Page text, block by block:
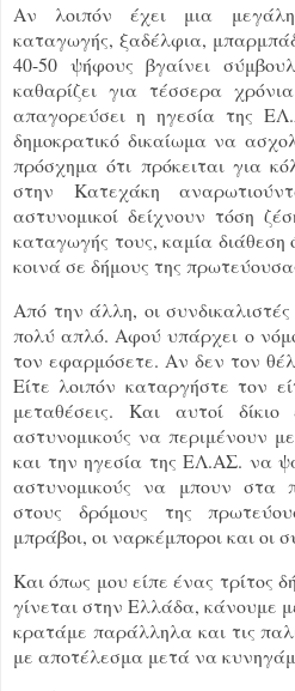
Αν λοιπόν έχει μια
καταγωγής, ξαδέλφια,
40-50 ψήφους βγαίνει
καθαρίζει για τέσσερα
απαγορεύσει η ηγεσία της
δημοκρατικό δικαίωμα να
πρόσχημα ότι πρόκειται για
στην Κατεχάκη
αστυνομικοί δείχνουν τόση
καταγωγής τους, καμία
κοινά σε δήμους της
Από την άλλη, οι
πολύ απλό. Αφού υπάρχει ο
τον εφαρμόσετε. Αν δεν τον
Είτε λοιπόν καταργήστε τον
μεταθέσεις. Και αυτοί
αστυνομικούς να περιμένουν
και την ηγεσία της ΕΛ.ΑΣ. να
αστυνομικούς να μπουν στα
στους δρόμους της
μπράβοι, οι ναρκέμποροι και οι
Και όπως μου είπε ένας τρίτος
γίνεται στην Ελλάδα, κάνουμε
κρατάμε παράλληλα και τις
με αποτέλεσμα μετά να